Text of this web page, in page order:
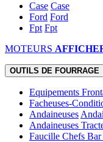
Case Case
Ford Ford
Fpt Fpt
MOTEURS
OUTILS DE FOURRAGE
Equipements
Facheuses-
Andaineuses
Andaineuses
Faucille Chefs